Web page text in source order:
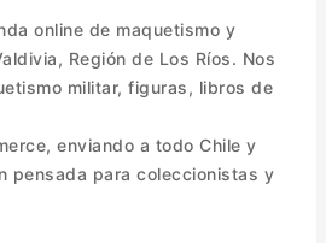
online de maquetismo y
Región de Los Ríos. Nos
militar, figuras, libros de
enviando a todo Chile y
pensada para coleccionistas y